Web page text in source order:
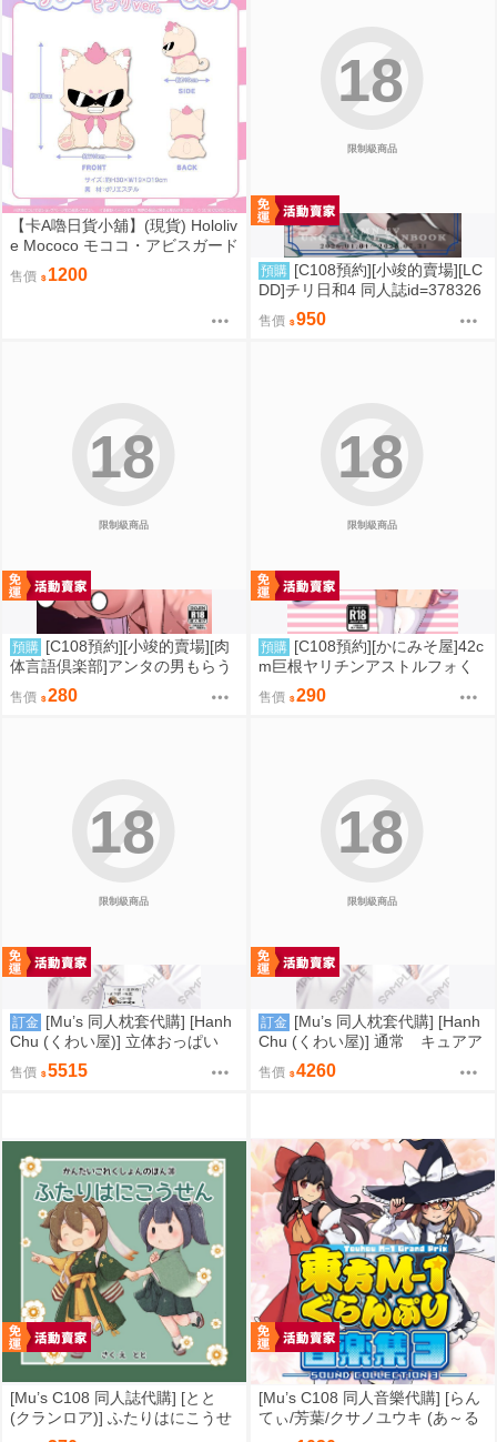
【卡A嚕日貨小舖】(現貨) Hololiv
e Mococo モココ・アビスガード
誕生日記念2024 ラフィアンぬい
ぐるみ ピンクver. 布偶
售價 1200
限制級商品
18
預購 [C108預約][小竣的賣場][LC
DD]チリ日和4 同人誌id=378326
售價 950
限制級商品
18
預購 [C108預約][小竣的賣場][肉
体言語倶楽部]アンタの男もらう
わよ 同人誌id=3768124
售價 280
限制級商品
18
預購 [C108預約][かにみそ屋]42c
m巨根ヤリチンアストルフォく
ん男の娘コスプレイヤーがコス
プレイヤーとパコる本 FGO 同
售價 290
限制級商品
18
訂金 [Mu’s 同人枕套代購] [Hanh
Chu (くわい屋)] 立体おっぱい
キュアアルカナシャドウ_るる
か (HanhChu)抱き枕カバー (名
售價 5515
限制級商品
18
訂金 [Mu’s 同人枕套代購] [Hanh
Chu (くわい屋)] 通常 キュアア
ルカナシャドウ_るるか (Hanh
Chu)抱き枕カバー (名探偵プリ
售價 4260
[Mu’s C108 同人誌代購] [とと
(クランロア)] ふたりはにこうせ
ん (艦隊收藏、艦娘)
[Mu’s C108 同人音樂代購] [らん
てぃ/芳葉/クサノユウキ (あ～る
の～と)] 東方M-1ぐらんぷり音楽